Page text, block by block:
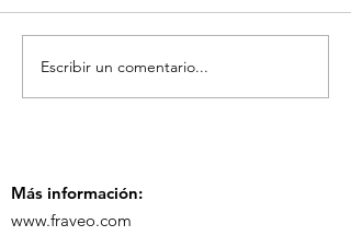
TourTravelynByFraveo
participó en la
Escribir un comentario...
Más información:
www.fraveo.com